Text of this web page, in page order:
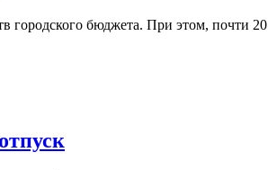
бюджета. При этом, почти